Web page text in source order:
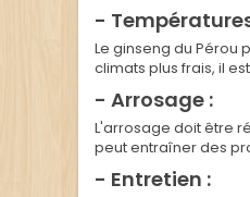
-
Le ginseng du Pérou
climats plus frais, il
- Arrosage :
L'arrosage doit être
peut entraîner des
- Entretien :